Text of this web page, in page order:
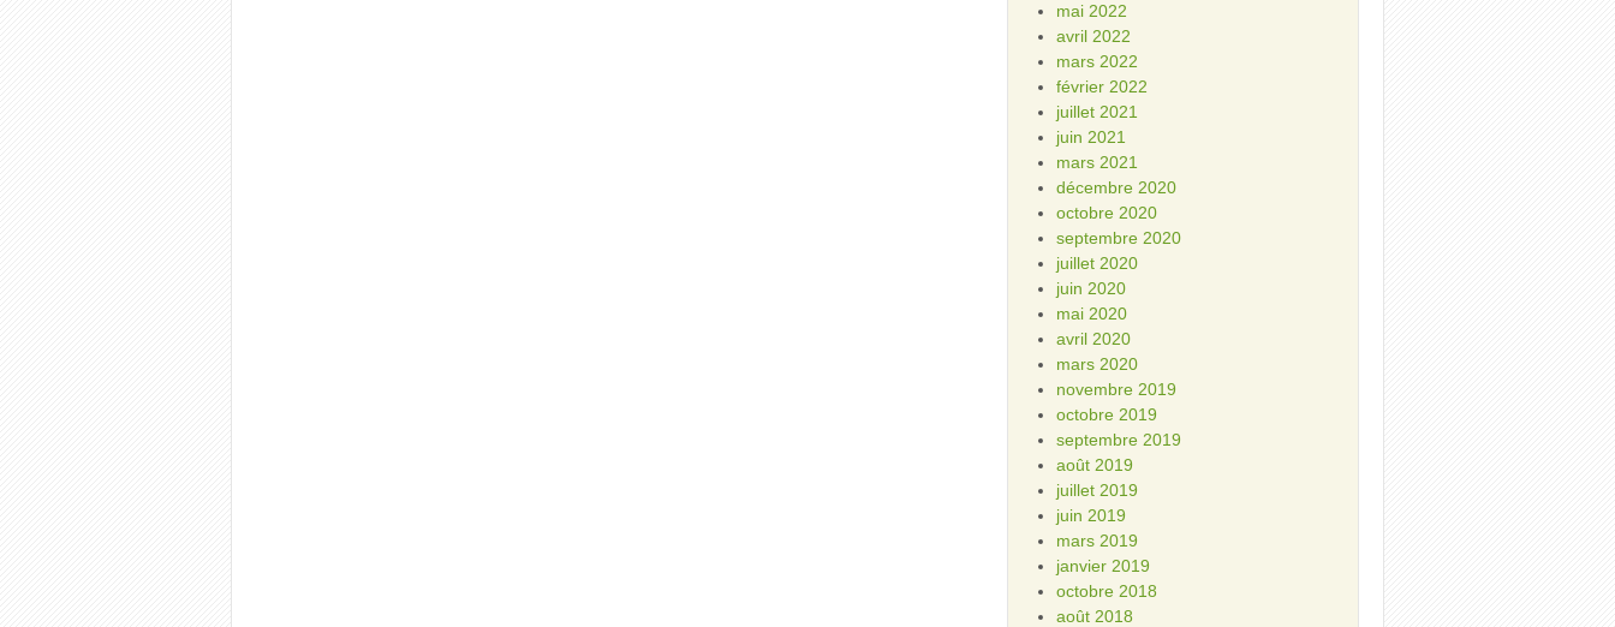
mai 2022
avril 2022
mars 2022
février 2022
juillet 2021
juin 2021
mars 2021
décembre 2020
octobre 2020
septembre 2020
juillet 2020
juin 2020
mai 2020
avril 2020
mars 2020
novembre 2019
octobre 2019
septembre 2019
août 2019
juillet 2019
juin 2019
mars 2019
janvier 2019
octobre 2018
août 2018